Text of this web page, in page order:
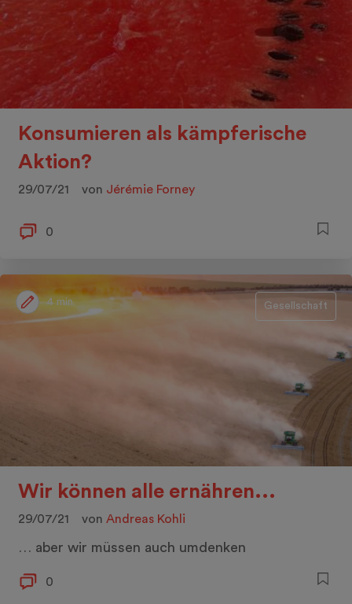
Konsumieren als kämpferische
Aktion?
29/07/21 von Jérémie Forney
0
4 min. Gesellschaft
Wir können alle ernähren...
29/07/21 von Andreas Kohli
… aber wir müssen auch umdenken
0